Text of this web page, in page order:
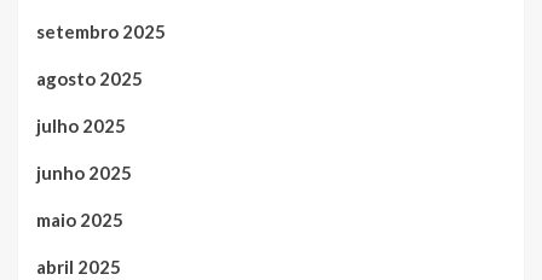
setembro 2025
agosto 2025
julho 2025
junho 2025
maio 2025
abril 2025